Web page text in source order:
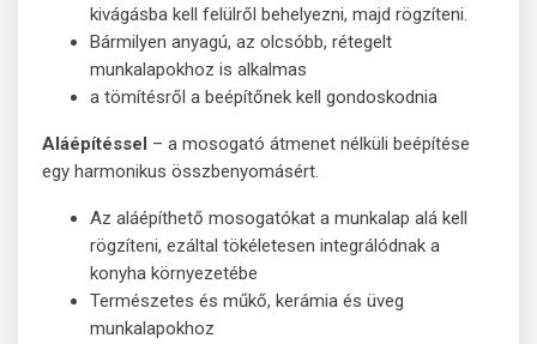
kivágásba kell felülről behelyezni, majd rögzíteni.
Bármilyen anyagú, az olcsóbb, rétegelt
munkalapokhoz is alkalmas
a tömítésről a beépítőnek kell gondoskodnia
Aláépítéssel – a mosogató átmenet nélküli beépítése
egy harmonikus összbenyomásért.
Az aláépíthető mosogatókat a munkalap alá kell
rögzíteni, ezáltal tökéletesen integrálódnak a
konyha környezetébe
Természetes és műkő, kerámia és üveg
munkalapokhoz